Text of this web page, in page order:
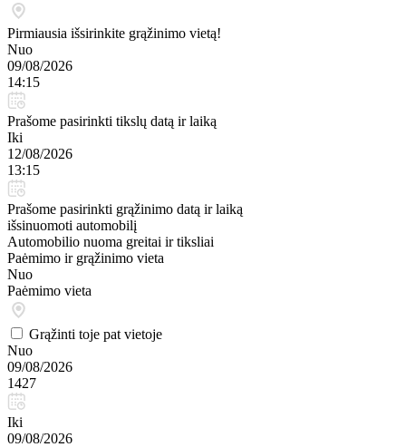
Pirmiausia išsirinkite grąžinimo vietą!
Nuo
09/08/2026
14:15
Prašome pasirinkti tikslų datą ir laiką
Iki
12/08/2026
13:15
Prašome pasirinkti grąžinimo datą ir laiką
išsinuomoti automobilį
Automobilio nuoma greitai ir tiksliai
Paėmimo ir grąžinimo vieta
Nuo
Paėmimo vieta
Grąžinti toje pat vietoje
Nuo
09/08/2026
1427
Iki
09/08/2026